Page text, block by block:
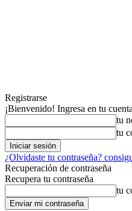
Registrarse
¡Bienvenido! Ingresa en tu cuenta
tu
tu
¿Olvidaste tu contraseña?
Recuperación de contraseña
Recupera tu contraseña
tu